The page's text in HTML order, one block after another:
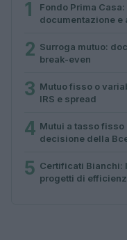
1
Fondo Prima
documentazione e
2 Surroga mutuo:
break-even
3 Mutuo fisso o
IRS e spread
4 Mutui a tasso
decisione della
5 Certificati Bianchi:
progetti di